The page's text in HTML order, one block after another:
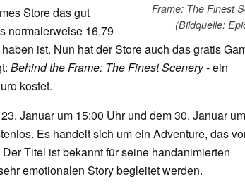
Frame: The Finest
(Bildquelle:
Store das gut
normalerweise 16,79
ist. Nun hat der Store auch das gratis
Behind the Frame: The Finest Scenery- ein
kostet.
Januar um 15:00 Uhr und dem 30. Januar um
Es handelt sich um ein Adventure, das
Titel ist bekannt für seine handanimierten
emotionalen Story begleitet werden.